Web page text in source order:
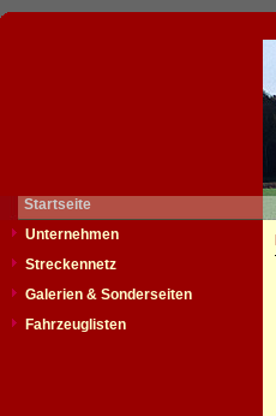
Startseite
Unternehmen
Streckennetz
Galerien & Sonderseiten
Fahrzeuglisten